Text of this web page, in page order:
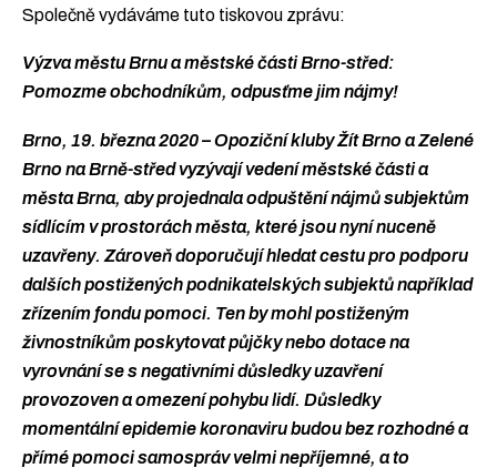
Společně vydáváme tuto tiskovou zprávu:
Výzva městu Brnu a městské části Brno-střed:
Pomozme obchodníkům, odpusťme jim nájmy!
Brno, 19. března 2020 – Opoziční kluby Žít Brno a Zelené
Brno na Brně-střed vyzývají vedení městské části a
města Brna, aby projednala odpuštění nájmů subjektům
sídlícím v prostorách města, které jsou nyní nuceně
uzavřeny. Zároveň doporučují hledat cestu pro podporu
dalších postižených podnikatelských subjektů například
zřízením fondu pomoci. Ten by mohl postiženým
živnostníkům poskytovat půjčky nebo dotace na
vyrovnání se s negativními důsledky uzavření
provozoven a omezení pohybu lidí. Důsledky
momentální epidemie koronaviru budou bez rozhodné a
přímé pomoci samospráv velmi nepříjemné, a to